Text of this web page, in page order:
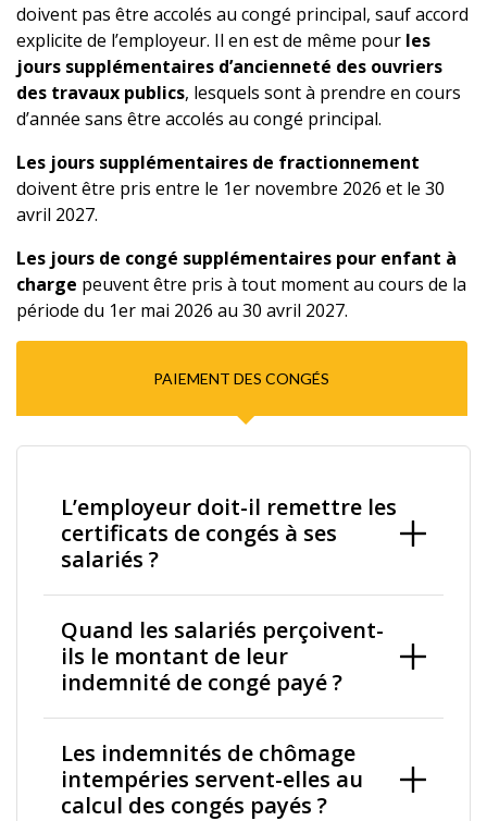
doivent pas être accolés au congé principal, sauf accord
explicite de l’employeur. Il en est de même pour les
jours supplémentaires d’ancienneté des ouvriers
des travaux publics, lesquels sont à prendre en cours
d’année sans être accolés au congé principal.
Les jours supplémentaires de fractionnement
doivent être pris entre le 1er novembre 2026 et le 30
avril 2027.
Les jours de congé supplémentaires pour enfant à
charge peuvent être pris à tout moment au cours de la
période du 1er mai 2026 au 30 avril 2027.
PAIEMENT DES CONGÉS
L’employeur doit-il remettre les
certificats de congés à ses
salariés ?
Quand les salariés perçoivent-
ils le montant de leur
indemnité de congé payé ?
Les indemnités de chômage
intempéries servent-elles au
calcul des congés payés ?